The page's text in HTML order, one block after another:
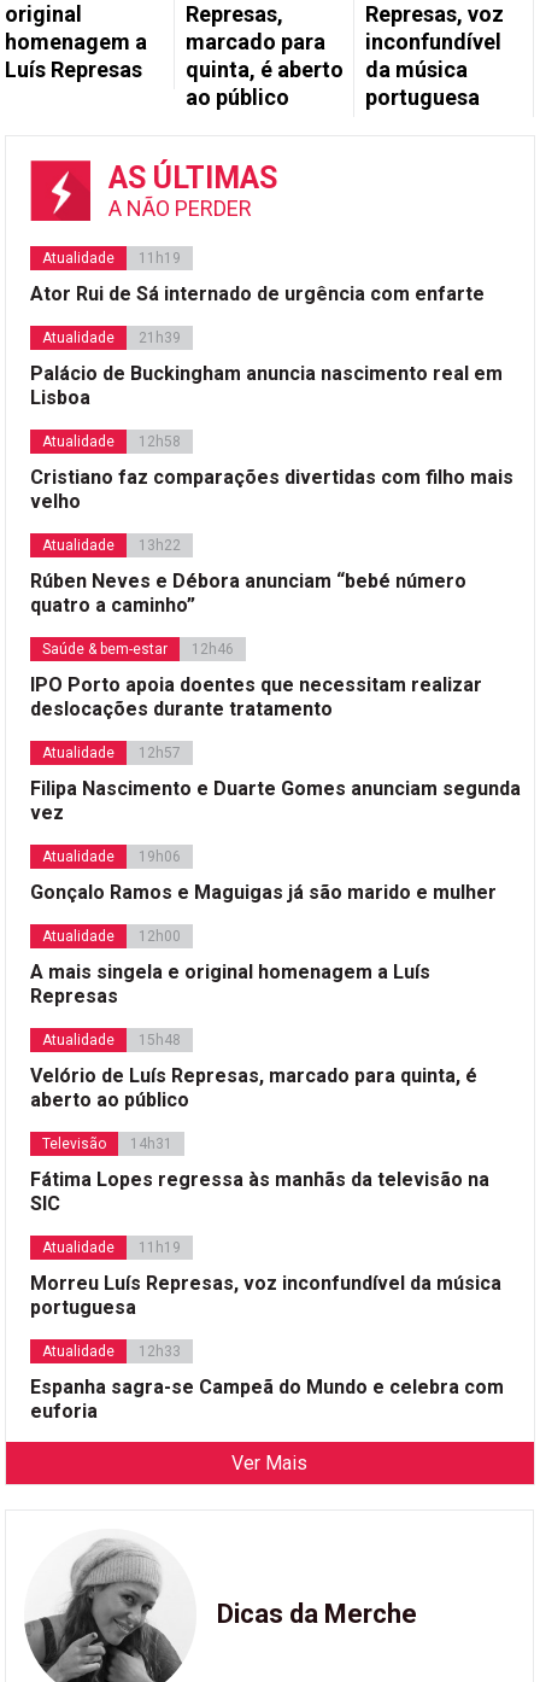
original
homenagem a
Luís Represas
Represas,
marcado para
quinta, é aberto
ao público
Represas, voz
inconfundível
da música
portuguesa
AS ÚLTIMAS
A NÃO PERDER
Atualidade 11h19
Ator Rui de Sá internado de urgência com enfarte
Atualidade 21h39
Palácio de Buckingham anuncia nascimento real em
Lisboa
Atualidade 12h58
Cristiano faz comparações divertidas com filho mais
velho
Atualidade 13h22
Rúben Neves e Débora anunciam “bebé número
quatro a caminho”
Saúde & bem-estar 12h46
IPO Porto apoia doentes que necessitam realizar
deslocações durante tratamento
Atualidade 12h57
Filipa Nascimento e Duarte Gomes anunciam segunda
vez
Atualidade 19h06
Gonçalo Ramos e Maguigas já são marido e mulher
Atualidade 12h00
A mais singela e original homenagem a Luís
Represas
Atualidade 15h48
Velório de Luís Represas, marcado para quinta, é
aberto ao público
Televisão 14h31
Fátima Lopes regressa às manhãs da televisão na
SIC
Atualidade 11h19
Morreu Luís Represas, voz inconfundível da música
portuguesa
Atualidade 12h33
Espanha sagra-se Campeã do Mundo e celebra com
euforia
Ver Mais
Dicas da Merche